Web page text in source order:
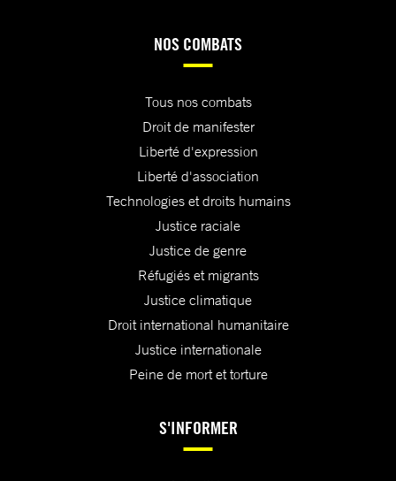
NOS COMBATS
Tous nos combats
Droit de manifester
Liberté d'expression
Liberté d'association
Technologies et droits humains
Justice raciale
Justice de genre
Réfugiés et migrants
Justice climatique
Droit international humanitaire
Justice internationale
Peine de mort et torture
S'INFORMER